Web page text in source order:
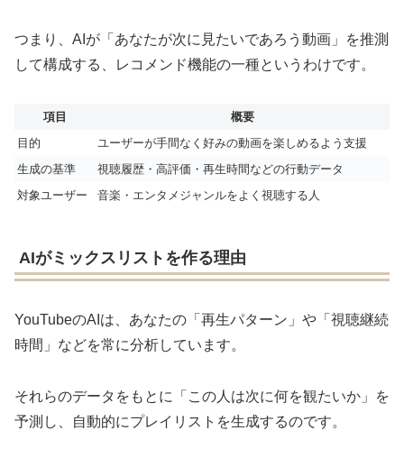
つまり、AIが「あなたが次に見たいであろう動画」を推測
して構成する、レコメンド機能の一種というわけです。
項目
概要
目的
ユーザーが手間なく好みの動画を楽しめるよう支援
生成の基準
視聴履歴・高評価・再生時間などの行動データ
対象ユーザー
音楽・エンタメジャンルをよく視聴する人
AIがミックスリストを作る理由
YouTubeのAIは、あなたの「再生パターン」や「視聴継続
時間」などを常に分析しています。
それらのデータをもとに「この人は次に何を観たいか」を
予測し、自動的にプレイリストを生成するのです。